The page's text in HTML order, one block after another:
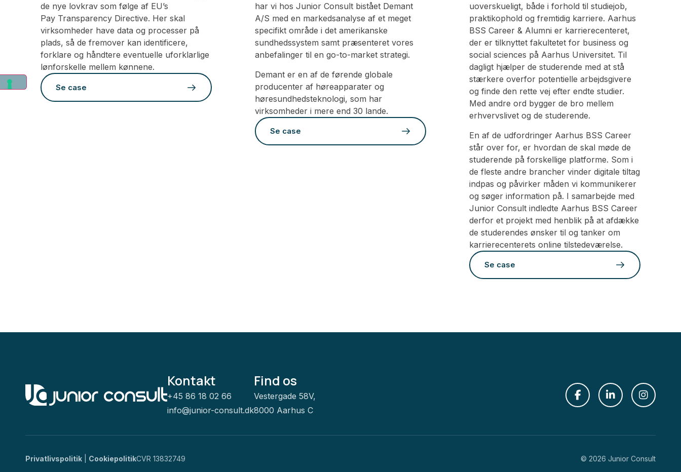
de nye lovkrav som følge af EU’s
Pay Transparency Directive. Her skal
virksomheder have data og processer på
plads, så de fremover kan identificere,
forklare og håndtere eventuelle uforklarlige
lønforskelle mellem kønnene.
Se case
har vi hos Junior Consult bistået Demant
A/S med en markedsanalyse af et meget
specifikt område i det amerikanske
sundhedssystem samt præsenteret vores
anbefalinger til en go-to-market strategi.
Demant er en af de førende globale
producenter af høreapparater og
høresundhedsteknologi, som har
virksomheder i mere end 30 lande.
Se case
uoverskueligt, både i forhold til studiejob,
praktikophold og fremtidig karriere. Aarhus
BSS Career & Alumni er karrierecenteret,
der er tilknyttet fakultetet for business og
social sciences på Aarhus Universitet. Til
dagligt hjælper de studerende med at stå
stærkere overfor potentielle arbejdsgivere
og finde den rette vej efter endte studier.
Med andre ord bygger de bro mellem
erhvervslivet og de studerende.
En af de udfordringer Aarhus BSS Career
står over for, er hvordan de skal møde de
studerende på forskellige platforme. Som i
de fleste andre brancher vinder digitale tiltag
indpas og påvirker måden vi kommunikerer
og søger information på. I samarbejde med
Junior Consult indledte Aarhus BSS Career
derfor et projekt med henblik på at afdække
de studerendes ønsker til og tanker om
karrierecenterets online tilstedeværelse.
Se case
Kontakt
+45 86 18 02 66
info@junior-consult.dk
Find os
Vestergade 58V,
8000 Aarhus C
Privatlivspolitik CookiepolitikCVR 13832749 © 2026 Junior Consult